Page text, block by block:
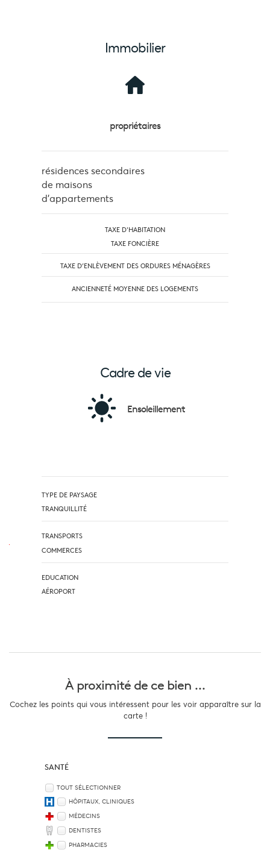
Immobilier
propriétaires
résidences secondaires
de maisons
d'appartements
TAXE D'HABITATION
TAXE FONCIÈRE
TAXE D’ENLÈVEMENT DES ORDURES MÉNAGÈRES
ANCIENNETÉ MOYENNE DES LOGEMENTS
Cadre de vie
Ensoleillement
TYPE DE PAYSAGE
TRANQUILLITÉ
TRANSPORTS
COMMERCES
EDUCATION
AÉROPORT
À proximité de ce bien ...
Cochez les points qui vous intéressent pour les voir apparaître sur la
carte !
SANTÉ
TOUT SÉLECTIONNER
HÔPITAUX, CLINIQUES
MÉDECINS
DENTISTES
PHARMACIES